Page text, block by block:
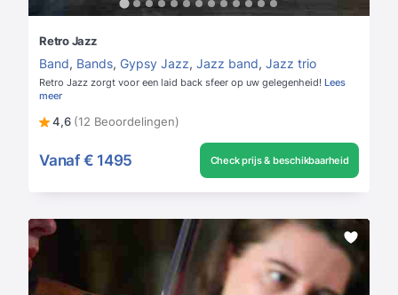
Retro Jazz
Band, Bands, Gypsy Jazz, Jazz band, Jazz trio
Retro Jazz zorgt voor een laid back sfeer op uw gelegenheid! Lees
meer
4,6 (12 Beoordelingen)
Vanaf € 1495 Check prijs & beschikbaarheid